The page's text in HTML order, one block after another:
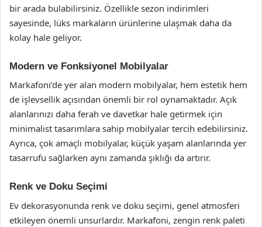
bir arada bulabilirsiniz. Özellikle sezon indirimleri
sayesinde, lüks markaların ürünlerine ulaşmak daha da
kolay hale geliyor.
Modern ve Fonksiyonel Mobilyalar
Markafoni’de yer alan modern mobilyalar, hem estetik hem
de işlevsellik açısından önemli bir rol oynamaktadır. Açık
alanlarınızı daha ferah ve davetkar hale getirmek için
minimalist tasarımlara sahip mobilyalar tercih edebilirsiniz.
Ayrıca, çok amaçlı mobilyalar, küçük yaşam alanlarında yer
tasarrufu sağlarken aynı zamanda şıklığı da artırır.
Renk ve Doku Seçimi
Ev dekorasyonunda renk ve doku seçimi, genel atmosferi
etkileyen önemli unsurlardır. Markafoni, zengin renk paleti